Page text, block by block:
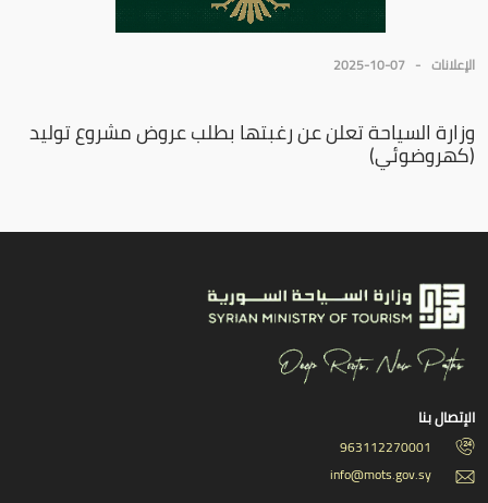
الإعلانات 2025-10-07
وزارة السياحة تعلن عن رغبتها بطلب عروض مشروع توليد
(كهروضوئي)
الإتصال بنا
963112270001
info@mots.gov.sy